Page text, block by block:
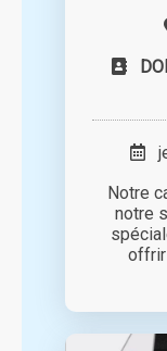
Notre
notre
offrir